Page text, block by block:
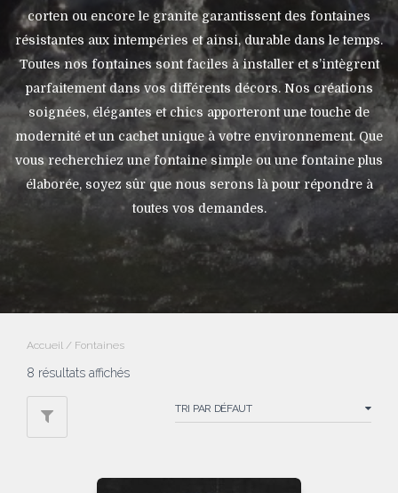
corten ou encore le granite garantissent des fontaines
résistantes aux intempéries et ainsi, durable dans le temps.
Toutes nos fontaines sont faciles à installer et s’intègrent
parfaitement dans vos différents décors. Nos créations
soignées, élégantes et chics apporteront une touche de
modernité et un cachet unique à votre environnement. Que
vous recherchiez une fontaine simple ou une fontaine plus
élaborée, soyez sûr que nous serons là pour répondre à
toutes vos demandes.
Accueil / Fontaines
8 résultats affichés